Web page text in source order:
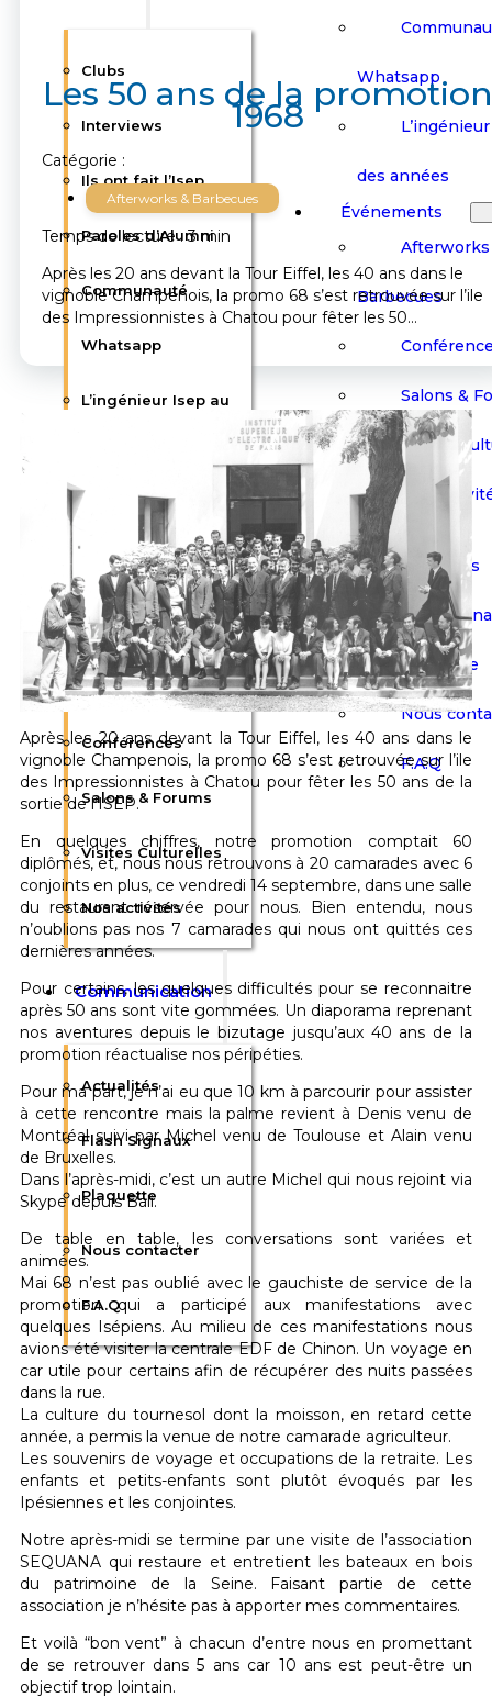
Clubs
Interviews
Ils ont fait l’Isep
Paroles d’Alumni
Communauté
Whatsapp
L’ingénieur Isep au
Événements
Afterworks &
Barbecues
Conférences
Salons & Forums
Visites Culturelles
Nos activités
Communication
Actualités
Flash Signaux
Plaquette
Nous contacter
F.A.Q
Whatsapp
des années
Événements
Afterworks
Barbecues
Salons &
Visites
Nos
Communication
Actualités
Flash
Plaquette
Nous
F.A.Q
Les 50 ans de la promotion
1968
Catégorie :
Afterworks & Barbecues
Temps de lecture : 3 min
Après les 20 ans devant la Tour Eiffel, les 40 ans dans le
vignoble Champenois, la promo 68 s’est retrouvée sur l’ile
des Impressionnistes à Chatou pour fêter les 50…
Après les 20 ans devant la Tour Eiffel, les 40 ans dans le
vignoble Champenois, la promo 68 s’est retrouvée sur l’ile
des Impressionnistes à Chatou pour fêter les 50 ans de la
sortie de l’ISEP.
En quelques chiffres, notre promotion comptait 60
diplômés, et, nous nous retrouvons à 20 camarades avec 6
conjoints en plus, ce vendredi 14 septembre, dans une salle
du restaurant réservée pour nous. Bien entendu, nous
n’oublions pas nos 7 camarades qui nous ont quittés ces
dernières années.
Pour certains, les quelques difficultés pour se reconnaitre
après 50 ans sont vite gommées. Un diaporama reprenant
nos aventures depuis le bizutage jusqu’aux 40 ans de la
promotion réactualise nos péripéties.
Pour ma part, je n’ai eu que 10 km à parcourir pour assister
à cette rencontre mais la palme revient à Denis venu de
Montréal suivi par Michel venu de Toulouse et Alain venu
de Bruxelles.
Dans l’après-midi, c’est un autre Michel qui nous rejoint via
Skype depuis Bali.
De table en table, les conversations sont variées et
animées.
Mai 68 n’est pas oublié avec le gauchiste de service de la
promotion qui a participé aux manifestations avec
quelques Isépiens. Au milieu de ces manifestations nous
avions été visiter la centrale EDF de Chinon. Un voyage en
car utile pour certains afin de récupérer des nuits passées
dans la rue.
La culture du tournesol dont la moisson, en retard cette
année, a permis la venue de notre camarade agriculteur.
Les souvenirs de voyage et occupations de la retraite. Les
enfants et petits-enfants sont plutôt évoqués par les
Ipésiennes et les conjointes.
Notre après-midi se termine par une visite de l’association
SEQUANA qui restaure et entretient les bateaux en bois
du patrimoine de la Seine. Faisant partie de cette
association je n’hésite pas à apporter mes commentaires.
Et voilà “bon vent” à chacun d’entre nous en promettant
de se retrouver dans 5 ans car 10 ans est peut-être un
objectif trop lointain.